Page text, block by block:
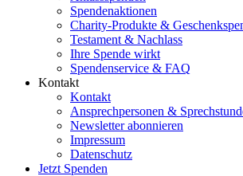
Spendenaktionen
Charity-Produkte &
Testament & Nachlass
Ihre Spende wirkt
Spendenservice & FAQ
Kontakt
Kontakt
Ansprechpersonen &
Newsletter abonnieren
Impressum
Datenschutz
Jetzt Spenden